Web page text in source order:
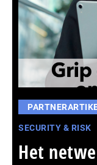
SECURITY & RISK
Het